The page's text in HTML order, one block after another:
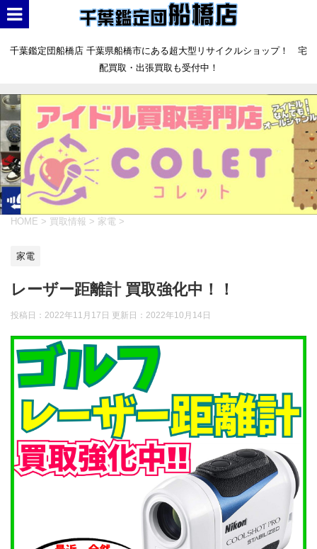
千葉鑑定団船橋店 千葉県船橋市にある超大型リサイクルショップ！ 宅
配買取・出張買取も受付中！
HOME > 買取情報 > 家電 >
家電
レーザー距離計 買取強化中！！
投稿日：2022年11月17日 更新日： 2022年10月14日